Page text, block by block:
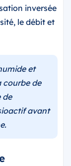
inversée
le débit et
et
courbe de
de
avant